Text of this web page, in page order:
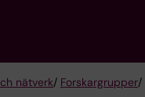
nätverk/ Forskargrupper/